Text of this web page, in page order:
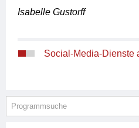
Isabelle Gustorff
Social-Media-Dienste